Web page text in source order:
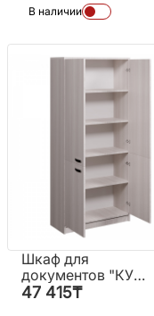
В наличии
Шкаф для
документов "КУЛ
ШД-1"
47 415₸